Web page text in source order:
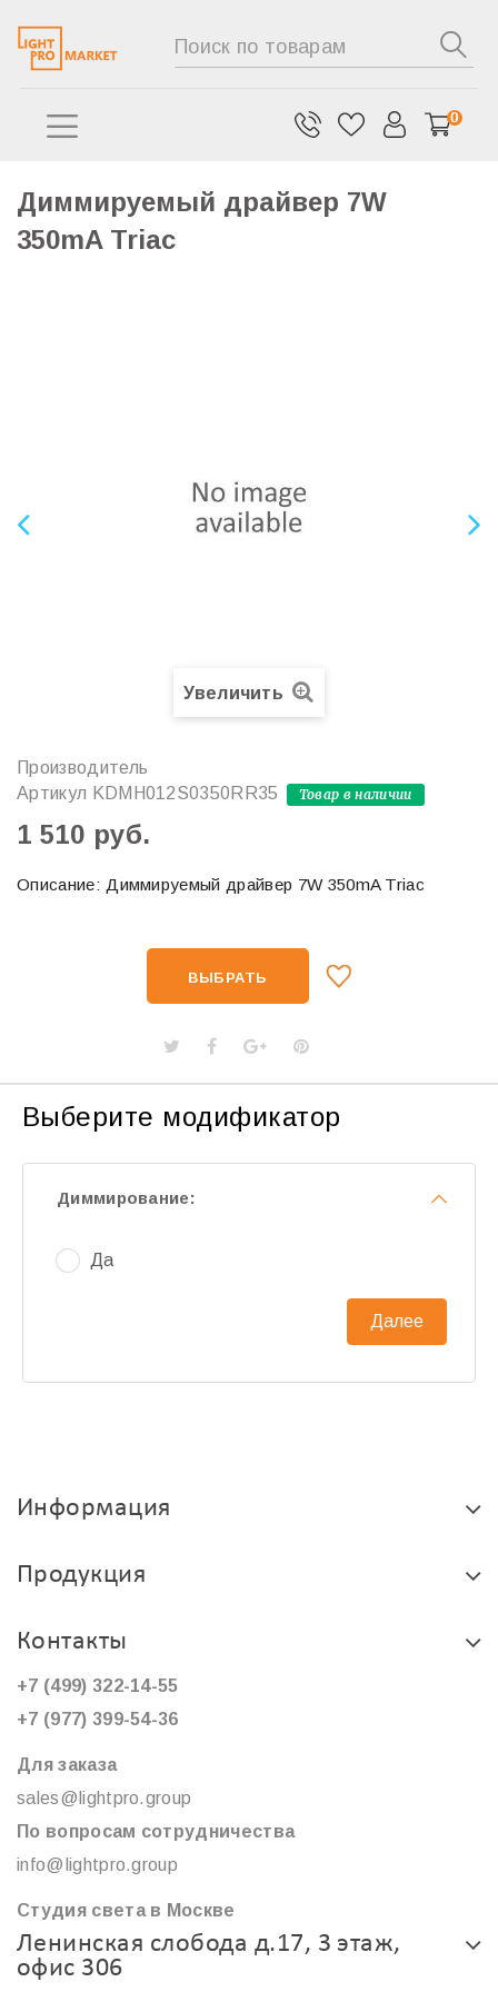
0
Диммируемый драйвер 7W
350mA Triac
Увеличить
Производитель
Артикул KDMH012S0350RR35 Товар в наличии
1 510 руб.
Описание: Диммируемый драйвер 7W 350mA Triac
ВЫБРАТЬ
Выберите модификатор
Диммирование:
Да
Далее
Информация
Продукция
Контакты
+7 (499) 322-14-55
+7 (977) 399-54-36
Для заказа
sales@lightpro.group
По вопросам сотрудничества
info@lightpro.group
Студия света в Москве
Ленинская слобода д.17, 3 этаж,
офис 306